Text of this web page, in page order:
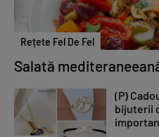
Rețete Fel De Fel
Salată
(P)
bijuterii